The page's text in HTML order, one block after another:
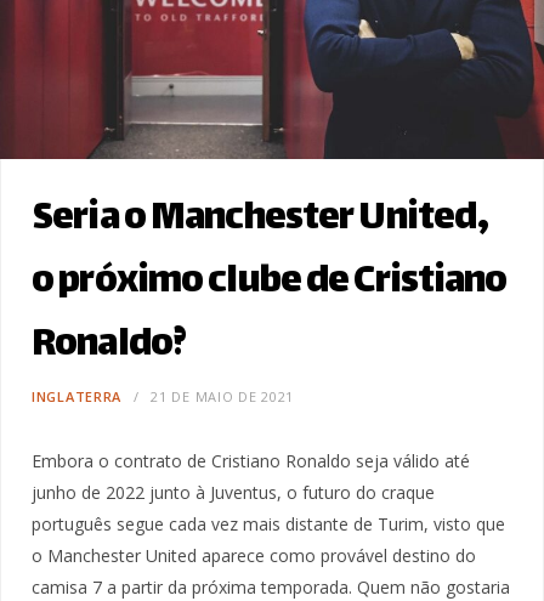
Seria o Manchester United,
o próximo clube de Cristiano
Ronaldo?
INGLATERRA 21 DE MAIO DE 2021
Embora o contrato de Cristiano Ronaldo seja válido até
junho de 2022 junto à Juventus, o futuro do craque
português segue cada vez mais distante de Turim, visto que
o Manchester United aparece como provável destino do
camisa 7 a partir da próxima temporada. Quem não gostaria